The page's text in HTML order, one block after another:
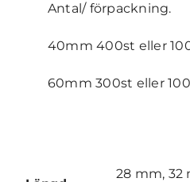
Antal/ förpackning.
40mm 400st eller
60mm 300st eller
28 mm, 32